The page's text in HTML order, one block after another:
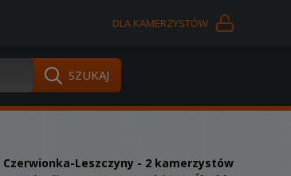
DLA KAMERZYSTÓW
Leszczyny - 2 kamerzystów